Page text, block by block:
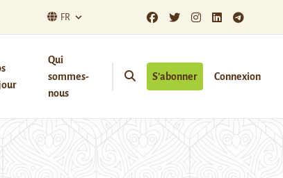
FR
Qui
sommes-
nous
S’abonner Connexion